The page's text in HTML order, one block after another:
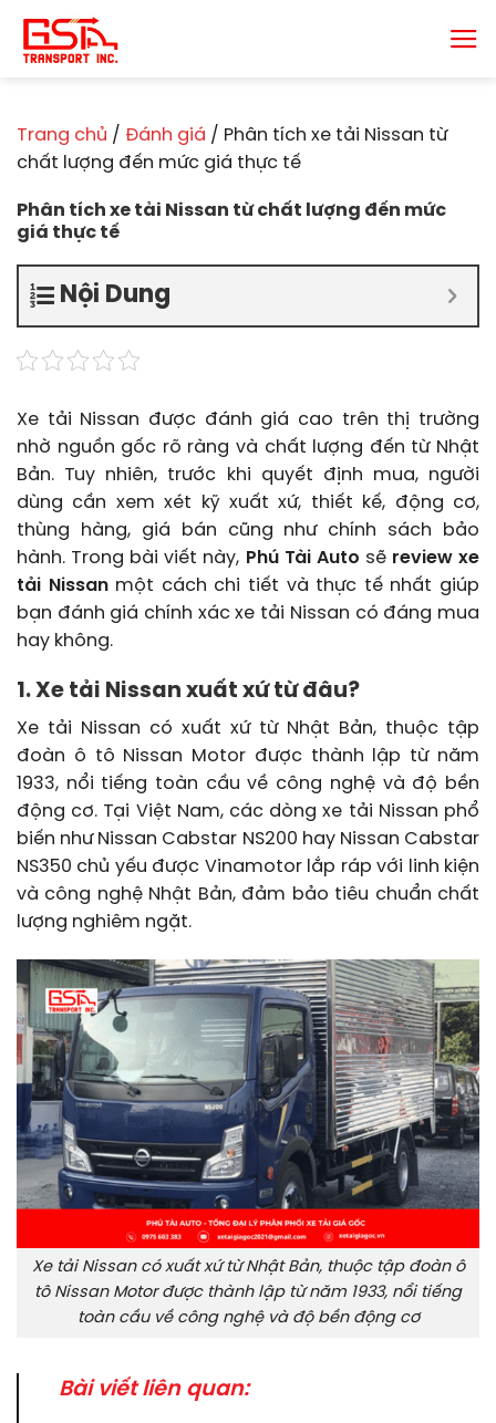
đến
nội
Trang chủ / Đánh giá / Phân tích xe tải Nissan từ
chất lượng đến mức giá thực tế
Phân tích xe tải Nissan từ chất lượng đến mức
giá thực tế
Nội Dung
Xe tải Nissan được đánh giá cao trên thị trường
nhờ nguồn gốc rõ ràng và chất lượng đến từ Nhật
Bản. Tuy nhiên, trước khi quyết định mua, người
dùng cần xem xét kỹ xuất xứ, thiết kế, động cơ,
thùng hàng, giá bán cũng như chính sách bảo
hành. Trong bài viết này, Phú Tài Auto sẽ review xe
tải Nissan một cách chi tiết và thực tế nhất giúp
bạn đánh giá chính xác xe tải Nissan có đáng mua
hay không.
1. Xe tải Nissan xuất xứ từ đâu?
Xe tải Nissan có xuất xứ từ Nhật Bản, thuộc tập
đoàn ô tô Nissan Motor được thành lập từ năm
1933, nổi tiếng toàn cầu về công nghệ và độ bền
động cơ. Tại Việt Nam, các dòng xe tải Nissan phổ
biến như Nissan Cabstar NS200 hay Nissan Cabstar
NS350 chủ yếu được Vinamotor lắp ráp với linh kiện
và công nghệ Nhật Bản, đảm bảo tiêu chuẩn chất
lượng nghiêm ngặt.
Xe tải Nissan có xuất xứ từ Nhật Bản, thuộc tập đoàn ô
tô Nissan Motor được thành lập từ năm 1933, nổi tiếng
toàn cầu về công nghệ và độ bền động cơ
Bài viết liên quan: